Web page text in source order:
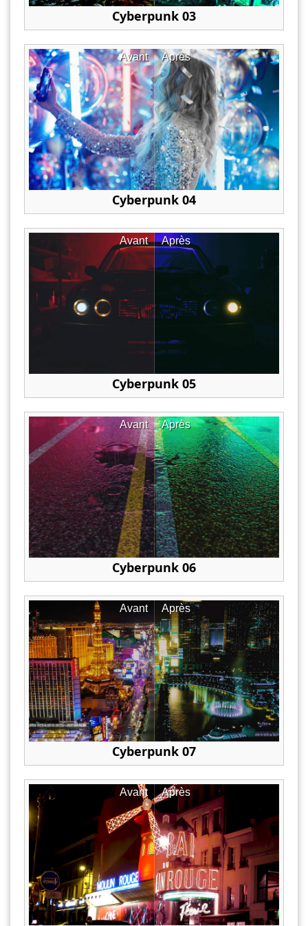
Cyberpunk 03
Après
Avant
Cyberpunk 04
Après
Avant
Cyberpunk 05
Après
Avant
Cyberpunk 06
Après
Avant
Cyberpunk 07
Après
Avant